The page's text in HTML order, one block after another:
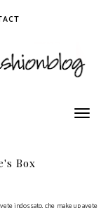
Toggle
navigation
Box
indossato, che make up avete